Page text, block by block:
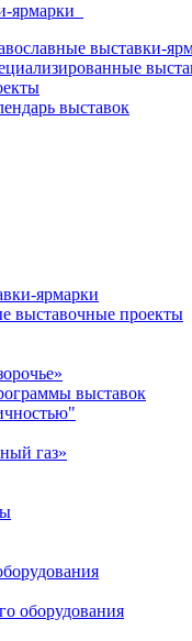
ярмарки
выставки-
выставок
ярмарки
выставочные проекты
выставок
газ»
оборудования